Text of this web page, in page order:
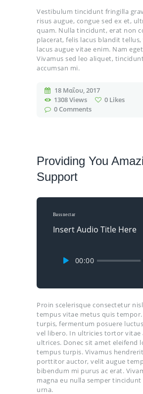
Vestibulum tincidunt fringilla
risus augue, congue sed ex et,
quam. Nulla tincidunt, erat non
placerat, felis lacus blandit
lacus augue vitae enim. Nam
Vivamus sed leo aliquet,
accumsan mi.
18 Μαΐου, 2017
1308Views 0 Likes
0Comments
Providing You
Support
Bassnectar
Insert Audio Title Here
Αναπαραγωγής
00:00
Proin scelerisque consectetur
tempus vitae metus quis tempor.
turpis, fermentum posuere
vel libero. In ultricies tortor vitae
ultrices. Donec sit amet eleifend
tempus turpis. Vivamus
porttitor auctor, velit augue
bibendum mi purus ac erat.
magna eu nulla semper
urna.